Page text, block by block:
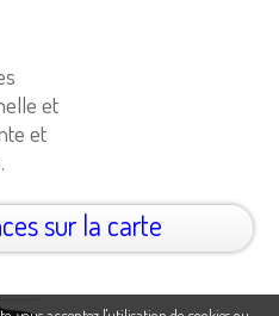
et
et
sur la carte